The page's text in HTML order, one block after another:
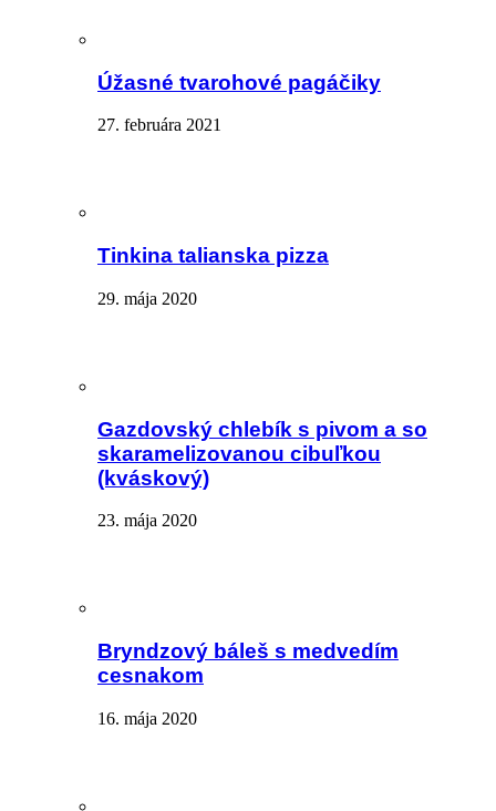
Úžasné tvarohové pagáčiky
27. februára 2021
Tinkina talianska pizza
29. mája 2020
Gazdovský chlebík s pivom a so
skaramelizovanou cibuľkou
(kváskový)
23. mája 2020
Bryndzový báleš s medvedím
cesnakom
16. mája 2020